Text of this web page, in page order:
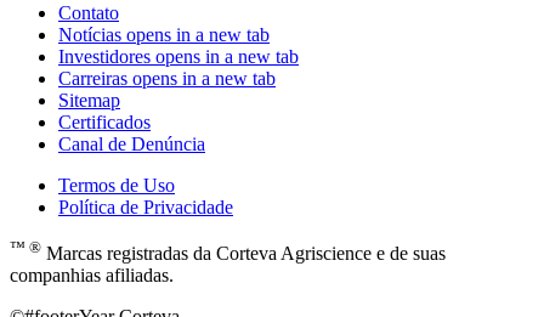
Contato
Notícias opens in a new tab
Investidores opens in a new tab
Carreiras opens in a new tab
Sitemap
Certificados
Canal de Denúncia
Termos de Uso
Política de Privacidade
™ ® Marcas registradas da Corteva Agriscience e de suas
companhias afiliadas.